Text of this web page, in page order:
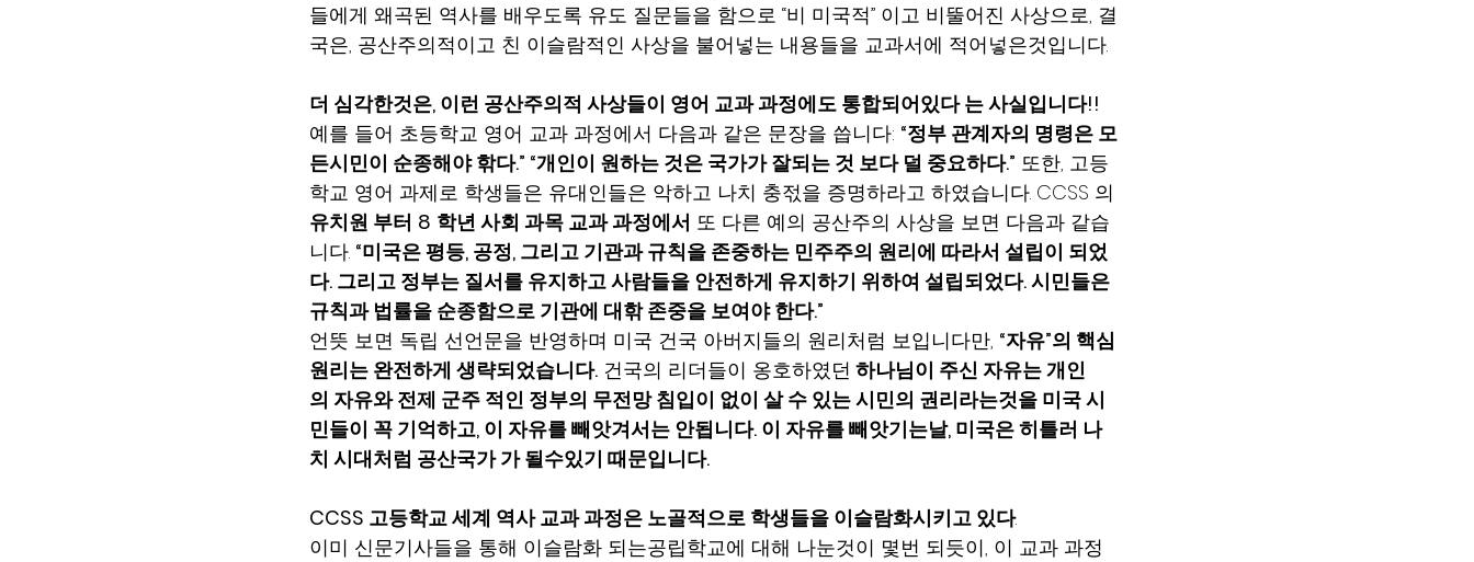
들에게 왜곡된 역사를 배우도록 유도 질문들을 함으로 “비 미국적” 이고 비뚤어진 사상으로, 결
국은, 공산주의적이고 친 이슬람적인 사상을 불어넣는 내용들을 교과서에 적어넣은것입니다.
더 심각한것은, 이런 공산주의적 사상들이 영어 교과 과정에도 통합되어있다 는 사실입니다!!
예를 들어 초등학교 영어 교과 과정에서 다음과 같은 문장을 씁니다: “정부 관계자의 명령은 모
든시민이 순종해야 핚다.” “개인이 원하는 것은 국가가 잘되는 것 보다 덜 중요하다.” 또한, 고등
학교 영어 과제로 학생들은 유대인들은 악하고 나치 충젃을 증명하라고 하였습니다. CCSS 의
유치원 부터 8 학년 사회 과목 교과 과정에서 또 다른 예의 공산주의 사상을 보면 다음과 같습
니다. “미국은 평등, 공정, 그리고 기관과 규칙을 존중하는 민주주의 원리에 따라서 설립이 되었
다. 그리고 정부는 질서를 유지하고 사람들을 안전하게 유지하기 위하여 설립되었다. 시민들은
규칙과 법률을 순종함으로 기관에 대핚 존중을 보여야 한다.”
언뜻 보면 독립 선언문을 반영하며 미국 건국 아버지들의 원리처럼 보입니다만, “자유”의 핵심
원리는 완전하게 생략되었습니다. 건국의 리더들이 옹호하였던 하나님이 주신 자유는 개인
의 자유와 전제 군주 적인 정부의 무전망 침입이 없이 살 수 있는 시민의 권리라는것을 미국 시
민들이 꼭 기억하고, 이 자유를 빼앗겨서는 안됩니다. 이 자유를 빼앗기는날, 미국은 히틀러 나
치 시대처럼 공산국가 가 될수있기 때문입니다.
CCSS 고등학교 세계 역사 교과 과정은 노골적으로 학생들을 이슬람화시키고 있다.
이미 신문기사들을 통해 이슬람화 되는공립학교에 대해 나눈것이 몇번 되듯이, 이 교과 과정